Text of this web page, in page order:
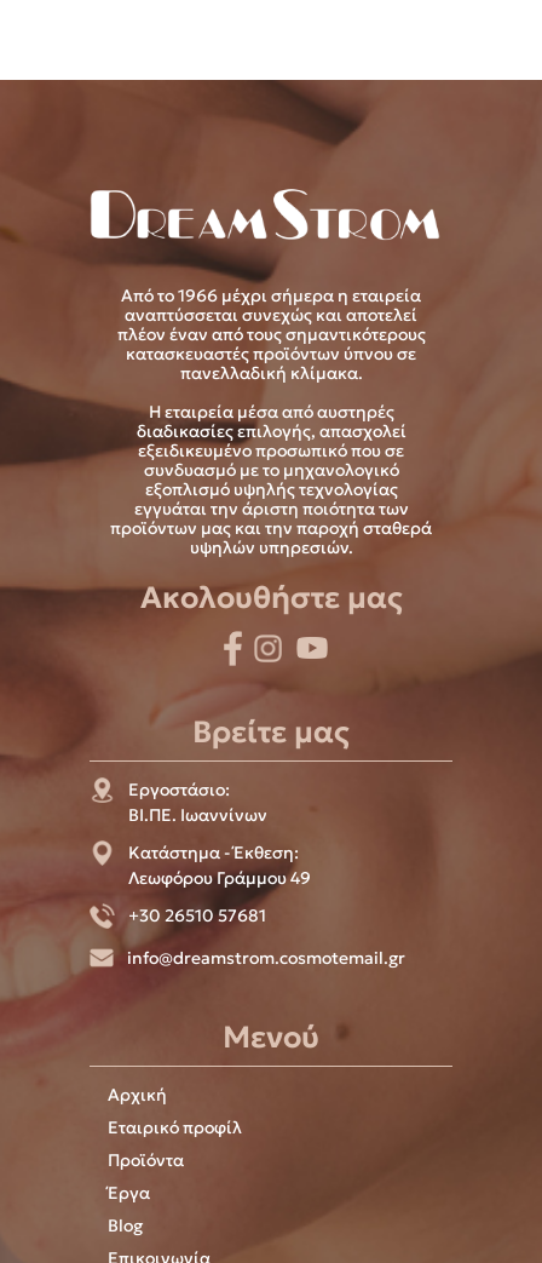
Από το 1966 μέχρι σήμερα η εταιρεία
αναπτύσσεται συνεχώς και αποτελεί
πλέον έναν από τους σημαντικότερους
κατασκευαστές προϊόντων ύπνου σε
πανελλαδική κλίμακα.
Η εταιρεία μέσα από αυστηρές
διαδικασίες επιλογής, απασχολεί
εξειδικευμένο προσωπικό που σε
συνδυασμό με το μηχανολογικό
εξοπλισμό υψηλής τεχνολογίας
εγγυάται την άριστη ποιότητα των
προϊόντων μας και την παροχή σταθερά
υψηλών υπηρεσιών.
Ακολουθήστε μας
Βρείτε μας
Εργοστάσιο:
ΒΙ.ΠΕ. Ιωαννίνων
Κατάστημα - Έκθεση:
Λεωφόρου Γράμμου 49
+30 26510 57681
info@dreamstrom.cosmotemail.gr
Μενού
Αρχική
Εταιρικό προφίλ
Προϊόντα
Έργα
Blog
Επικοινωνία